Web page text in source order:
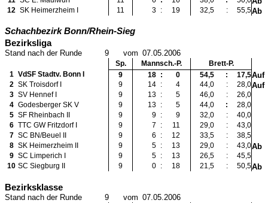
12 SK Heimerzheim I 11 3 : 19 32,5 : 55,5Ab
Schachbezirk Bonn/Rhein-Sieg
Bezirksliga
Stand nach der Runde 9 vom 07.05.2006
Sp. Mannsch.-P.
Brett-P.
1 VdSF Stadtv. Bonn I 9 18 : 0 54,5 : 17,5Auf
2 SK Troisdorf I 9 14 : 4 44,0 : 28,0Auf
3 SV Hennef I 9 13 : 5 46,0 :
26,0
4 Godesberger SK V 9 13 : 5 44,0 :
28,0
5 SF Rheinbach II 9 9 : 9 32,0 :
40,0
6 TTC GW Fritzdorf I 9 7 : 11 29,0 :
43,0
7 SC BN/Beuel II 9 6 : 12 33,5 :
38,5
8 SK Heimerzheim II 9 5 : 13 29,0 : 43,0Ab
9 SC Limperich I 9 5 : 13 26,5 :
45,5
10 SC Siegburg II 9 0 : 18 21,5 : 50,5Ab
Bezirksklasse
Stand nach der Runde 9 vom 07.05.2006